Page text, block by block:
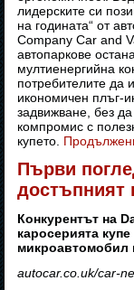
лидерските си
на годината“ от
Company Car and
автопаркове
мултиенергийна
потребителите да
икономичен плъг-
задвижване, без
компромис с
купето.
Първи
достъпният
Конкурентът на
каросерията
микроавтомобил
autocar.co.uk/car-